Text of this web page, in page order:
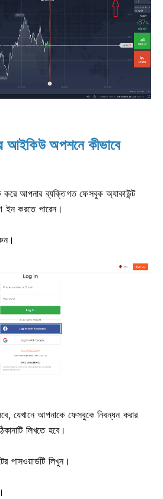
আইকিউ অপশনে কীভাবে
আপনার ব্যক্তিগত ফেসবুক অ্যাকাউন্ট
ইন করতে পারেন।
যেখানে আপনাকে ফেসবুকে নিবন্ধন করার
লিখতে হবে।
পাসওয়ার্ডটি লিখুন।